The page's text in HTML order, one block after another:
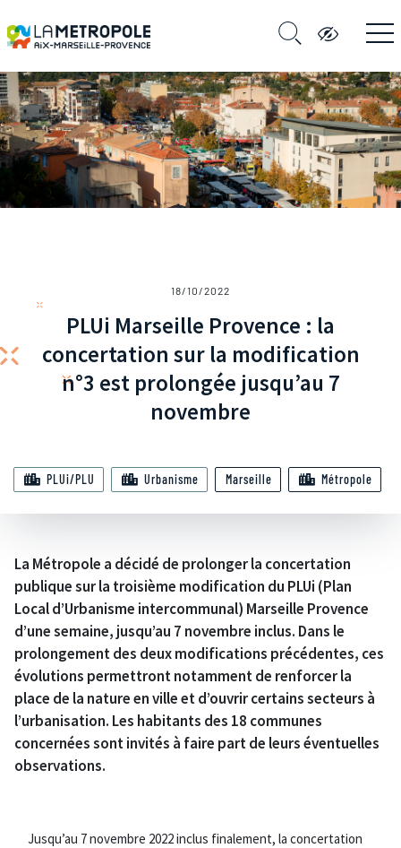
18/10/2022
PLUi Marseille Provence : la
concertation sur la modification
n°3 est prolongée jusqu’au 7
novembre
PLUi/PLU Urbanisme Marseille Métropole
La Métropole a décidé de prolonger la concertation
publique sur la troisième modification du PLUi (Plan
Local d’Urbanisme intercommunal) Marseille Provence
d’une semaine, jusqu’au 7 novembre inclus. Dans le
prolongement des deux modifications précédentes, ces
évolutions permettront notamment de renforcer la
place de la nature en ville et d’ouvrir certains secteurs à
l’urbanisation. Les habitants des 18 communes
concernées sont invités à faire part de leurs éventuelles
observations.
Jusqu’au 7 novembre 2022 inclus finalement, la concertation